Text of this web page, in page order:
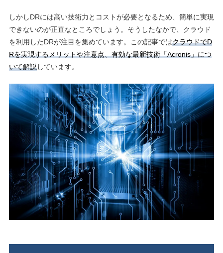
しかしDRには高い技術力とコストが必要となるため、簡単に実現
できないのが正直なところでしょう。そうしたなかで、クラウド
を利用したDRが注目を集めています。この記事ではクラウドでD
Rを実現するメリットや注意点、有効な最新技術「Acronis」につ
いて解説しています。